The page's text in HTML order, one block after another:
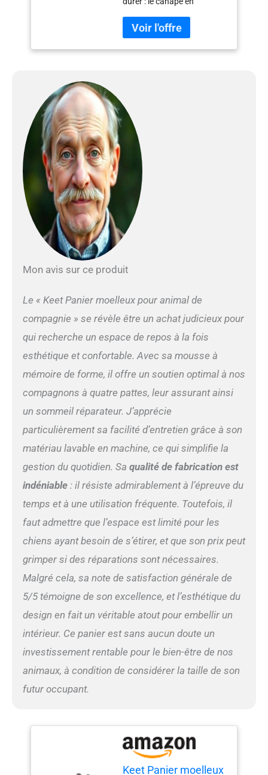
fabriqué en cuir synthétique
de qualité supérieure
renforcé avec un tissu en
nettoyage est un jeu
d'enfant. Ce canapé pour
chien comprend une housse
de coussin amovible et
lavable en machine
fabriquée en tissu Minky
Dots doux Design durable
pour les chiens actifs : nous
utilisons une fermeture
éclair robuste avec curseurs
de verrouillage pour
d'ouvrir la housse de
imperméable sous le
rembourrage ajoutant une
assurant que votre canapé
lit pour chien reste en
les moments de jeu les plus
sauvages Confort suprême
signature Moots : parce que
votre chien mérite le nec
confort, notre canapé-lit
pour chien est rempli de
fibres de polyester et de
mousse à mémoire de
forme déchiquetée, le lit
pour chien offre durabilité,
respirabilité et sensation de
confort. Il est parfait pour
les longues siestes ou tout
simplement pour se
détendre avec style Style et
résistance : nous avons
combiné fonctionnalité et
esthétique avec un cadre et
donnent au canapé pour
animal de compagnie un
espace, ce qui fait de ce
canapé lit pour chiens un
ajustement parfait pour
n'importe quelle pièce de
Mon avis sur ce produit
Le « Keet Panier moelleux pour animal de
compagnie » se révèle être un achat judicieux pour
qui recherche un espace de repos à la fois
esthétique et confortable. Avec sa mousse à
mémoire de forme, il offre un soutien optimal à nos
compagnons à quatre pattes, leur assurant ainsi
un sommeil réparateur. J’apprécie
particulièrement sa facilité d’entretien grâce à son
matériau lavable en machine, ce qui simplifie la
gestion du quotidien. Sa qualité de fabrication est
indéniable: il résiste admirablement à l’épreuve du
temps et à une utilisation fréquente. Toutefois, il
faut admettre que l’espace est limité pour les
chiens ayant besoin de s’étirer, et que son prix peut
grimper si des réparations sont nécessaires.
Malgré cela, sa note de satisfaction générale de
5/5 témoigne de son excellence, et l’esthétique du
design en fait un véritable atout pour embellir un
intérieur. Ce panier est sans aucun doute un
investissement rentable pour le bien-être de nos
animaux, à condition de considérer la taille de son
futur occupant.
Keet Panier moelleux